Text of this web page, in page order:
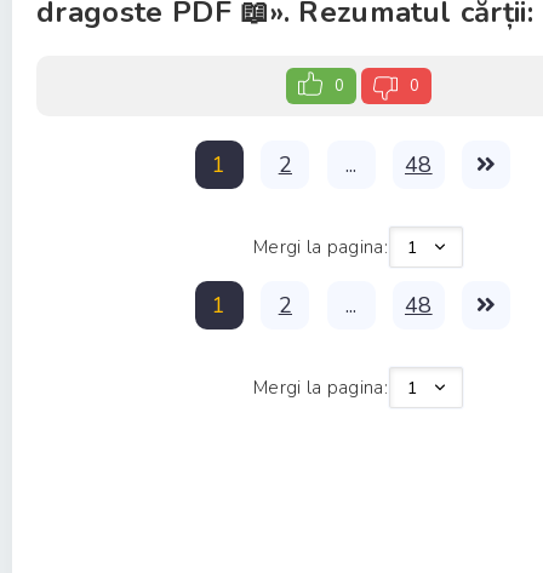
dragoste PDF 📖». Rezumatul cărții:
0 0
1 2 ... 48
Mergi la pagina:
1 2 ... 48
Mergi la pagina: